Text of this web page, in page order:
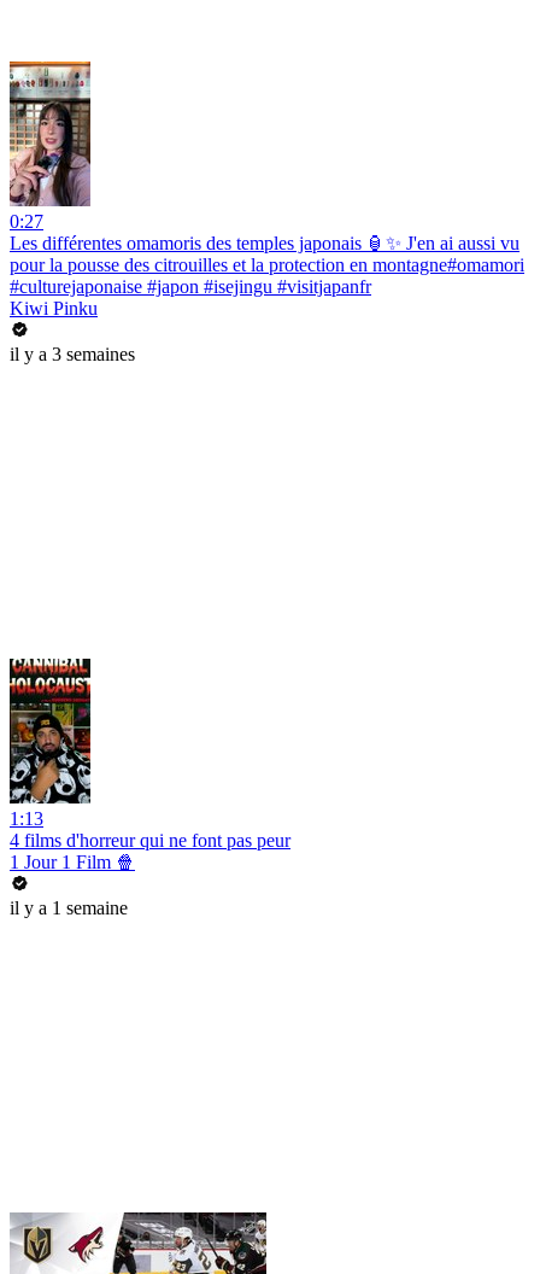
0:27
Les différentes omamoris des temples japonais 🏮✨ J'en ai aussi vu
pour la pousse des citrouilles et la protection en montagne#omamori
#culturejaponaise #japon #isejingu #visitjapanfr
Kiwi Pinku
il y a 3 semaines
1:13
4 films d'horreur qui ne font pas peur
1 Jour 1 Film 🍿
il y a 1 semaine